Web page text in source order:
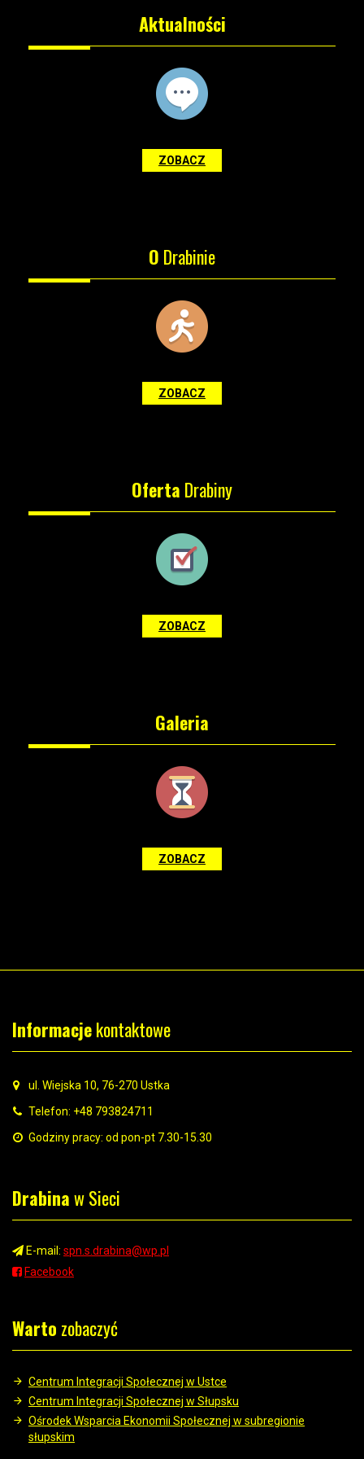
Aktualności
ZOBACZ
O Drabinie
ZOBACZ
Oferta Drabiny
ZOBACZ
Galeria
ZOBACZ
Informacjekontaktowe
ul. Wiejska 10, 76-270 Ustka
Telefon: +48 793824711
Godziny pracy: od pon-pt 7.30-15.30
Drabinaw Sieci
E-mail: spn.s.drabina@wp.pl
Facebook
Warto zobaczyć
Centrum Integracji Społecznej w Ustce
Centrum Integracji Społecznej w Słupsku
Ośrodek Wsparcia Ekonomii Społecznej w subregionie
słupskim